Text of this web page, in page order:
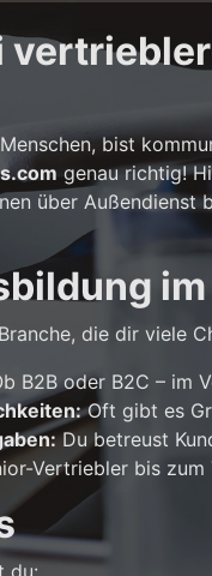
bist
genau richtig!
über Außendienst
die dir viele
B2B oder B2C – im
Oft gibt es
Du betreust
Vertriebler bis zum